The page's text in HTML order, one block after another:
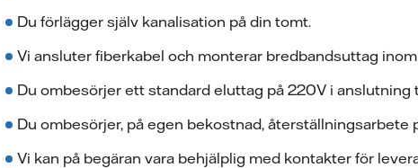
Du förlägger själv kanalisation på din tomt.
Vi ansluter fiberkabel och monterar bredbandsuttag
Du ombesörjer ett standard eluttag på 220V i anslutning
Du ombesörjer, på egen bekostnad, återställningsarbete
Vi kan på begäran vara behjälplig med kontakter för